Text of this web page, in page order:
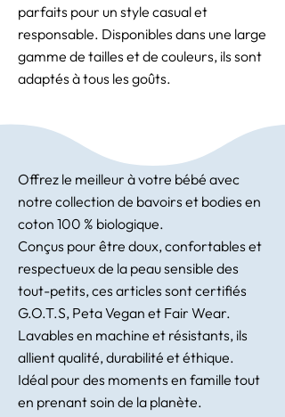
parfaits pour un style casual et
responsable. Disponibles dans une large
gamme de tailles et de couleurs, ils sont
adaptés à tous les goûts.
Offrez le meilleur à votre bébé avec
notre collection de bavoirs et bodies en
coton 100 % biologique.
Conçus pour être doux, confortables et
respectueux de la peau sensible des
tout-petits, ces articles sont certifiés
G.O.T.S, Peta Vegan et Fair Wear.
Lavables en machine et résistants, ils
allient qualité, durabilité et éthique.
Idéal pour des moments en famille tout
en prenant soin de la planète.